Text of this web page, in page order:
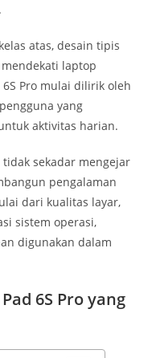
atas, desain tipis
laptop
Pro mulai dilirik oleh
yang
aktivitas harian.
sekadar mengejar
pengalaman
dari kualitas layar,
sistem operasi,
digunakan dalam
6S Pro yang